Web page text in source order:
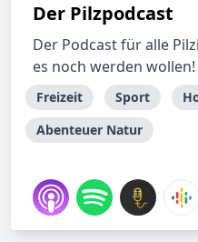
Der Pilzpodcast
Der Podcast für alle
es noch werden
Freizeit Sport
Abenteuer Natur